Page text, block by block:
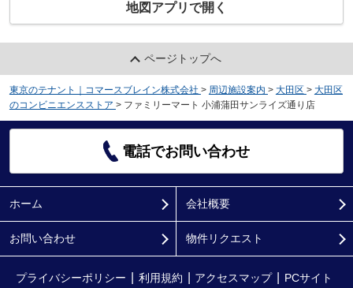
地図アプリで開く
ページトップへ
東京のテナント｜コマースブレイン株式会社 > 周辺施設案内 > 大田区 > 大田区
のコンビニエンスストア > ファミリーマート 小浦蒲田サンライズ通り店
電話でお問い合わせ
ホーム 会社概要
お問い合わせ 物件リクエスト
プライバシーポリシー 利用規約 アクセスマップ PCサイト